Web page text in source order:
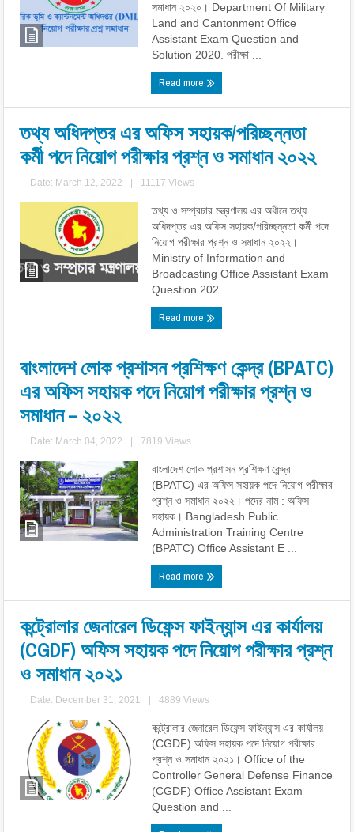
সমাধান ২০২০। Department Of Military
Land and Cantonment Office
Assistant Exam Question and
Solution 2020. পরীক্ষা ...
Read more
তথ্য অধিদপ্তর এর অফিস সহায়ক/পরিচ্ছন্নতা
কর্মী পদে নিয়োগ পরীক্ষার প্রশ্ন ও সমাধান ২০২২
Date: March 12, 2022 11117 Views
তথ্য ও সম্প্রচার মন্ত্রণালয় এর অধীনে তথ্য
অধিদপ্তর এর অফিস সহায়ক/পরিচ্ছন্নতা কর্মী পদে
নিয়োগ পরীক্ষার প্রশ্ন ও সমাধান ২০২২।
Ministry of Information and
Broadcasting Office Assistant Exam
Question 202 ...
Read more
বাংলাদেশ লোক প্রশাসন প্রশিক্ষণ কেন্দ্র (BPATC)
এর অফিস সহায়ক পদে নিয়োগ পরীক্ষার প্রশ্ন ও
সমাধান – ২০২২
Date: March 04, 2022 7819 Views
বাংলাদেশ লোক প্রশাসন প্রশিক্ষণ কেন্দ্র
(BPATC) এর অফিস সহায়ক পদে নিয়োগ পরীক্ষার
প্রশ্ন ও সমাধান ২০২২। পদের নাম : অফিস
সহায়ক। Bangladesh Public
Administration Training Centre
(BPATC) Office Assistant E ...
Read more
কন্ট্রোলার জেনারেল ডিফেন্স ফাইন্যান্স এর কার্যালয়
(CGDF) অফিস সহায়ক পদে নিয়োগ পরীক্ষার প্রশ্ন
ও সমাধান ২০২১
Date: December 31, 2021 4889 Views
কন্ট্রোলার জেনারেল ডিফেন্স ফাইন্যান্স এর কার্যালয়
(CGDF) অফিস সহায়ক পদে নিয়োগ পরীক্ষার
প্রশ্ন ও সমাধান ২০২১। Office of the
Controller General Defense Finance
(CGDF) Office Assistant Exam
Question and ...